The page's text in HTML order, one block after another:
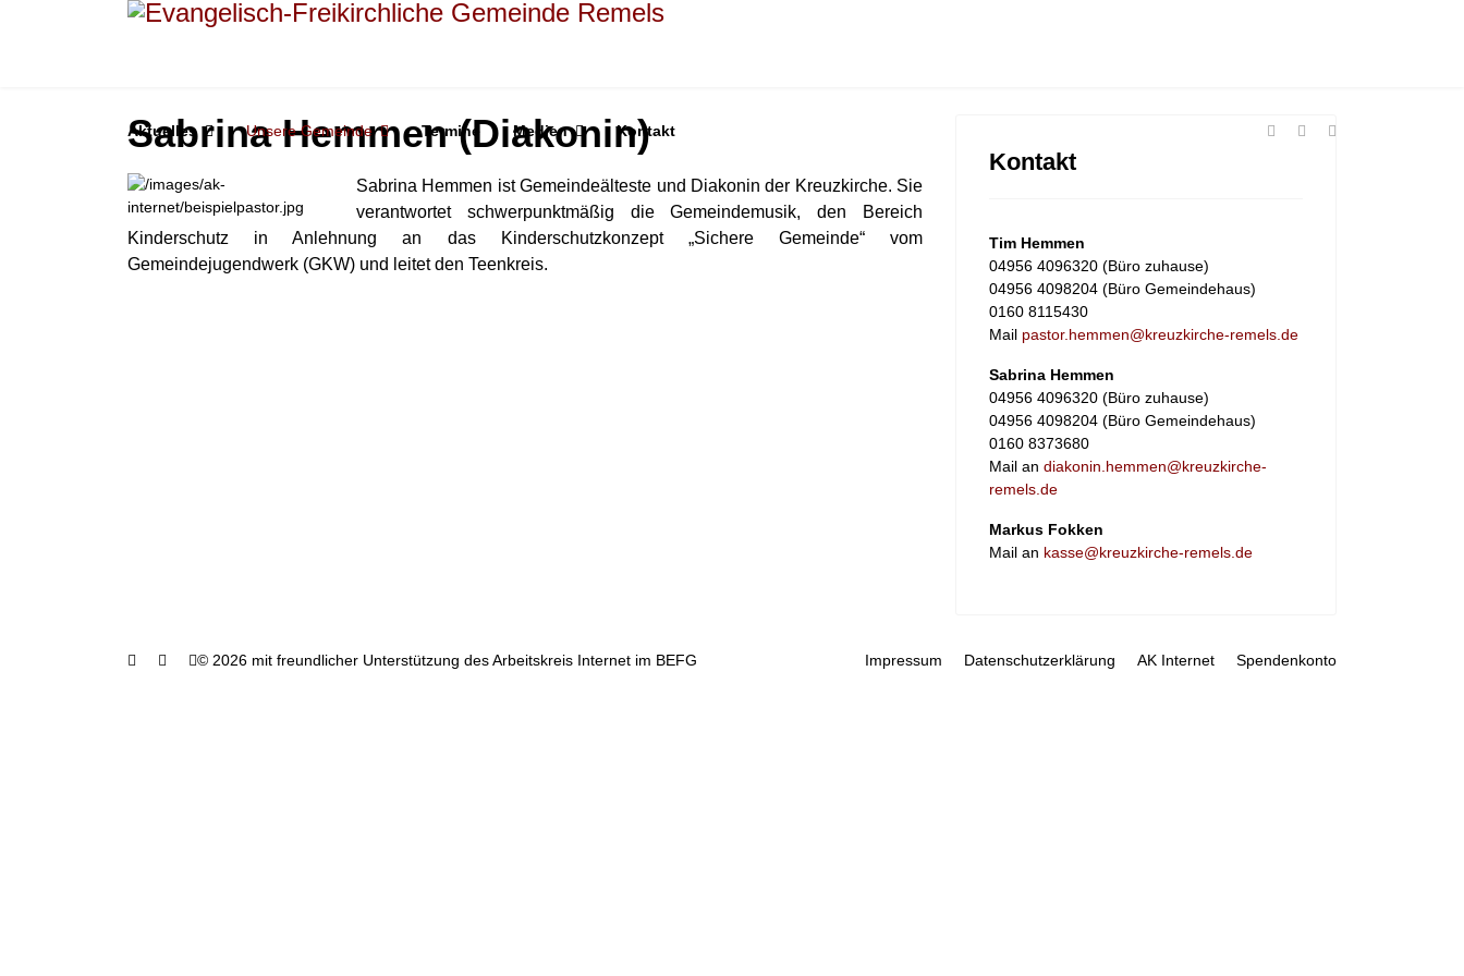
Aktuelles Unsere Gemeinde Termine Medien Kontakt
Sabrina Hemmen (Diakonin)
Sabrina Hemmen ist Gemeindeälteste und Diakonin der Kreuzkirche. Sie
verantwortet schwerpunktmäßig die Gemeindemusik, den Bereich
Kinderschutz in Anlehnung an das Kinderschutzkonzept „Sichere Gemeinde“ vom
Gemeindejugendwerk (GKW) und leitet den Teenkreis.
Kontakt
Tim Hemmen
04956 4096320 (Büro zuhause)
04956 4098204 (Büro Gemeindehaus)
0160 8115430
Mail pastor.hemmen@kreuzkirche-remels.de
Sabrina Hemmen
04956 4096320 (Büro zuhause)
04956 4098204 (Büro Gemeindehaus)
0160 8373680
Mail an diakonin.hemmen@kreuzkirche-
remels.de
Markus Fokken
Mail an kasse@kreuzkirche-remels.de
© 2026 mit freundlicher Unterstützung des Arbeitskreis Internet im BEFG Impressum Datenschutzerklärung AK Internet Spendenkonto